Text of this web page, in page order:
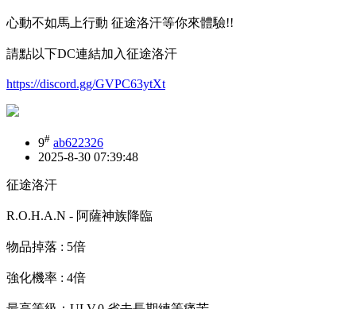
心動不如馬上行動 征途洛汗等你來體驗!!
請點以下DC連結加入征途洛汗
https://discord.gg/GVPC63ytXt
9# ab622326
2025-8-30 07:39:48
征途洛汗
R.O.H.A.N - 阿薩神族降臨
物品掉落 : 5倍
強化機率 : 4倍